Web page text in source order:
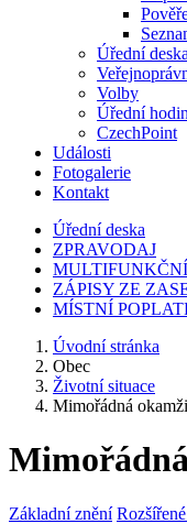
Úřední deska
Volby
Úřední
CzechPoint
Události
Fotogalerie
Kontakt
Úřední deska
ZPRAVODAJ
ZÁPISY ZE
MÍSTNÍ
Úvodní stránka
Obec
Životní situace
Mimořádná
Základní znění